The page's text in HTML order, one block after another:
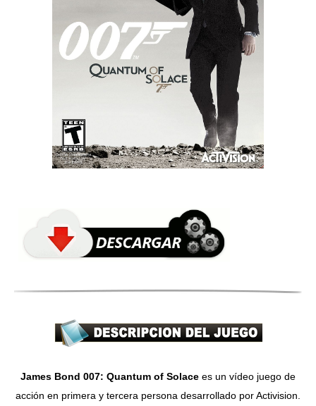
James Bond 007: Quantum of Solace es un vídeo juego de
acción en primera y tercera persona desarrollado por Activision.